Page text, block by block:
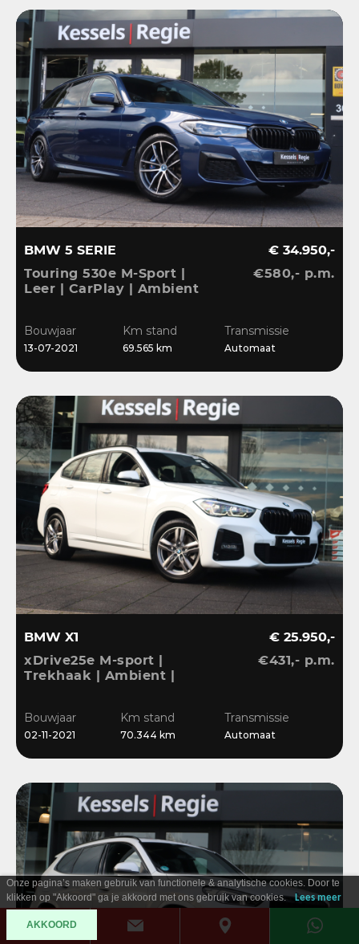
BMW 5 SERIE
Touring 530e M-Sport |
Leer | CarPlay | Ambient
€ 34.950,-
€580,- p.m.
Bouwjaar
13-07-2021
Km stand
69.565 km
Transmissie
Automaat
BMW X1
xDrive25e M-sport |
Trekhaak | Ambient |
€ 25.950,-
€431,- p.m.
Bouwjaar
02-11-2021
Km stand
70.344 km
Transmissie
Automaat
Onze pagina’s maken gebruik van functionele & analytische cookies. Door te
klikken op "Akkoord" ga je akkoord met ons gebruik van cookies.
Lees meer
AKKOORD